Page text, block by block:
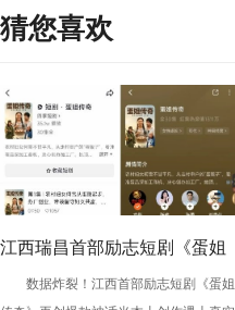
猜您喜欢
江西瑞昌首部励志短剧《蛋姐
传奇》持续火爆！双平台数据
数据炸裂！江西首部励志短剧《蛋姐